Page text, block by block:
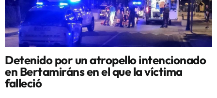
Detenido por un atropello intencionado
en Bertamiráns en el que la víctima
falleció